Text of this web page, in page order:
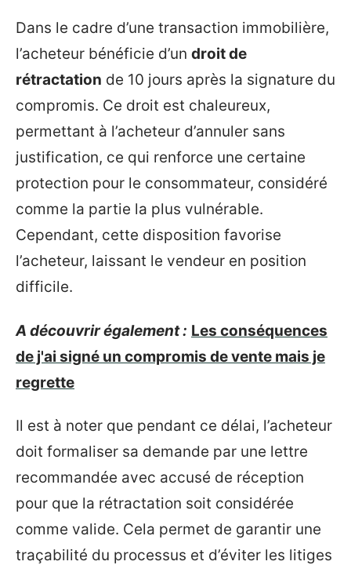
Dans le cadre d’une transaction immobilière,
l’acheteur bénéficie d’un droit de
rétractation de 10 jours après la signature du
compromis. Ce droit est chaleureux,
permettant à l’acheteur d’annuler sans
justification, ce qui renforce une certaine
protection pour le consommateur, considéré
comme la partie la plus vulnérable.
Cependant, cette disposition favorise
l’acheteur, laissant le vendeur en position
difficile.
A découvrir également : Les conséquences
de j'ai signé un compromis de vente mais je
regrette
Il est à noter que pendant ce délai, l’acheteur
doit formaliser sa demande par une lettre
recommandée avec accusé de réception
pour que la rétractation soit considérée
comme valide. Cela permet de garantir une
traçabilité du processus et d’éviter les litiges